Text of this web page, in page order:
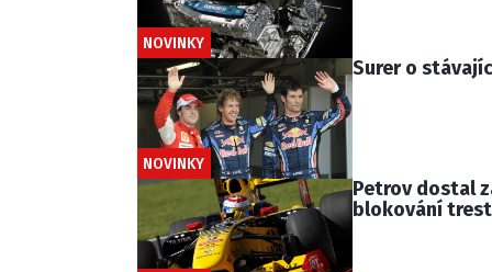
NOVINKY
NOVINKY
Surer o
Petrov dostal
blokování trest